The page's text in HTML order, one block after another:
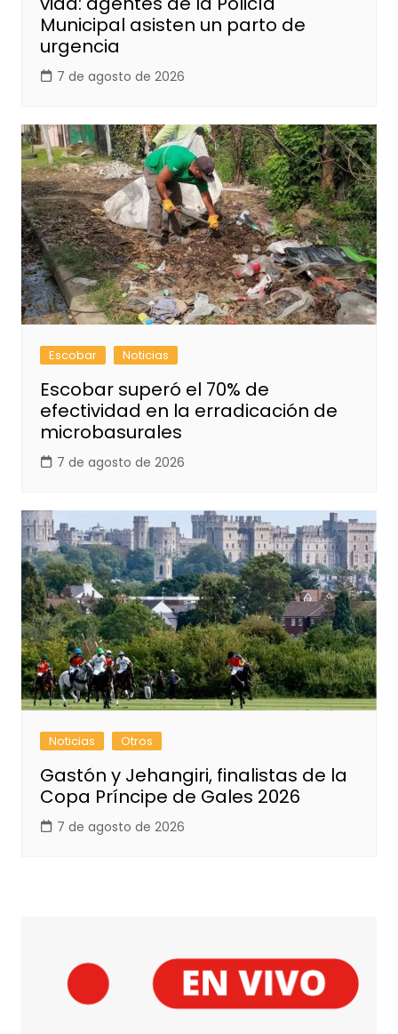
Municipal asisten un parto de
urgencia
7 de agosto de 2026
Escobar Noticias
Escobar superó el 70% de
efectividad en la erradicación de
microbasurales
7 de agosto de 2026
Noticias Otros
Gastón y Jehangiri, finalistas de la
Copa Príncipe de Gales 2026
7 de agosto de 2026